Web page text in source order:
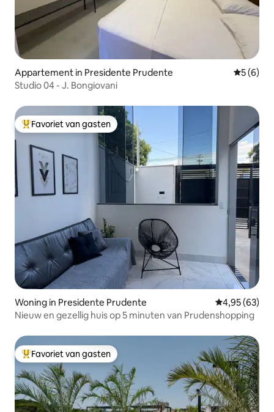
Appartement in Presidente Prudente
5 (6)
Studio 04 - J. Bongiovani
Topfavoriet van gasten
Favoriet van gasten
Woning in Presidente Prudente Gemiddelde
4,95 (63)
Nieuw en gezellig huis op 5 minuten van Prudenshopping
Topfavoriet van gasten
Favoriet van gasten